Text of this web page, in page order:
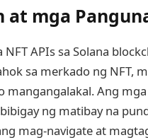
at mga
NFT APIs sa Solana
sa merkado ng NFT,
mangangalakal. Ang
ng matibay na
mag-navigate at